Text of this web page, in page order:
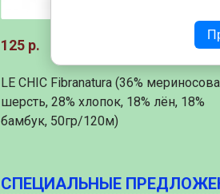
125 р.
LE CHIC Fibranatura (36%
шерсть, 28% хлопок, 18% лён, 18%
бамбук, 50гр/120м)
СПЕЦИАЛЬНЫЕ